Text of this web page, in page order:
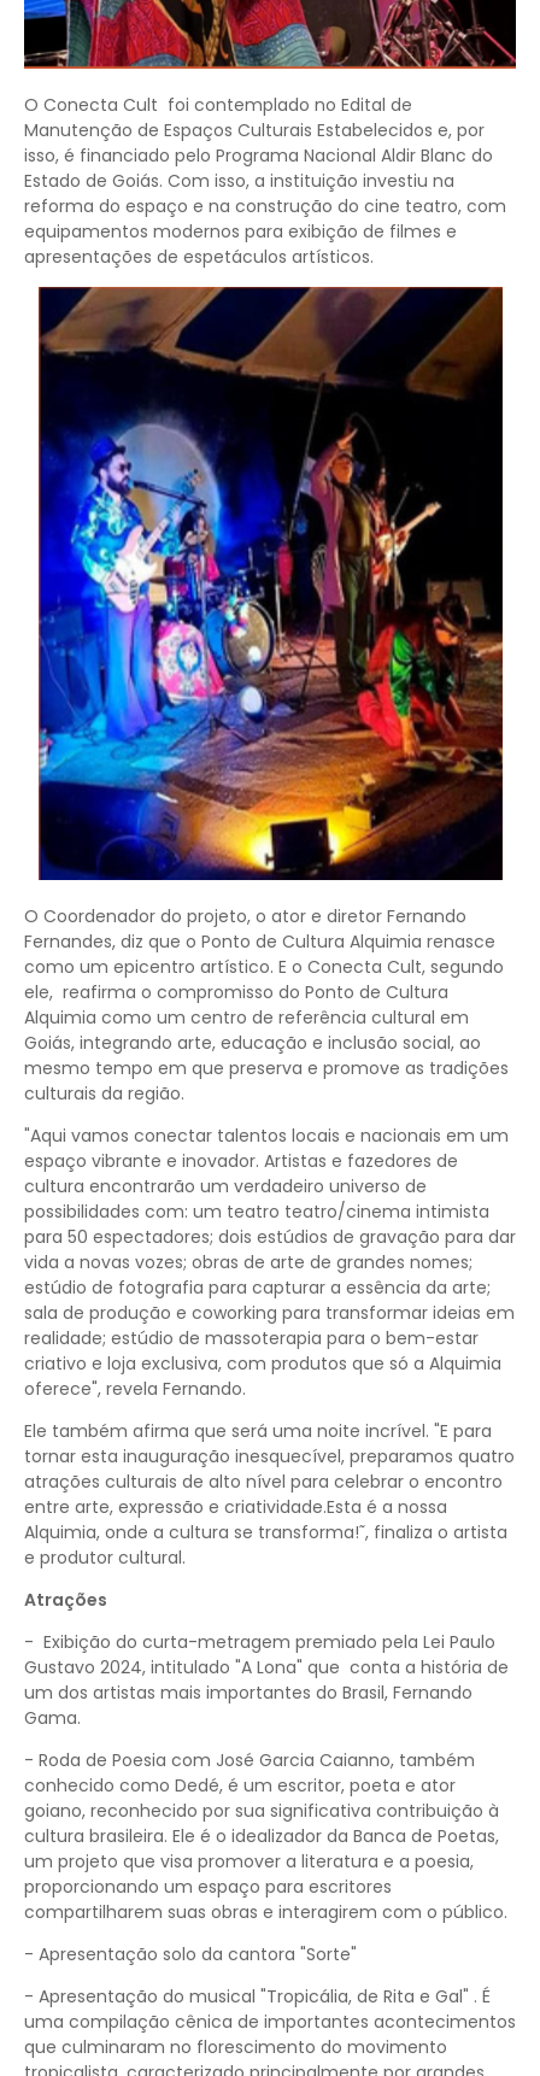
O Conecta Cult foi contemplado no Edital de
Manutenção de Espaços Culturais Estabelecidos e, por
isso, é financiado pelo Programa Nacional Aldir Blanc do
Estado de Goiás. Com isso, a instituição investiu na
reforma do espaço e na construção do cine teatro, com
equipamentos modernos para exibição de filmes e
apresentações de espetáculos artísticos.
O Coordenador do projeto, o ator e diretor Fernando
Fernandes, diz que o Ponto de Cultura Alquimia renasce
como um epicentro artístico. E o Conecta Cult, segundo
ele, reafirma o compromisso do Ponto de Cultura
Alquimia como um centro de referência cultural em
Goiás, integrando arte, educação e inclusão social, ao
mesmo tempo em que preserva e promove as tradições
culturais da região.
"Aqui vamos conectar talentos locais e nacionais em um
espaço vibrante e inovador. Artistas e fazedores de
cultura encontrarão um verdadeiro universo de
possibilidades com: um teatro teatro/cinema intimista
para 50 espectadores; dois estúdios de gravação para dar
vida a novas vozes; obras de arte de grandes nomes;
estúdio de fotografia para capturar a essência da arte;
sala de produção e coworking para transformar ideias em
realidade; estúdio de massoterapia para o bem-estar
criativo e loja exclusiva, com produtos que só a Alquimia
oferece", revela Fernando.
Ele também afirma que será uma noite incrível. "E para
tornar esta inauguração inesquecível, preparamos quatro
atrações culturais de alto nível para celebrar o encontro
entre arte, expressão e criatividade.Esta é a nossa
Alquimia, onde a cultura se transforma!˜, finaliza o artista
e produtor cultural.
Atrações
- Exibição do curta-metragem premiado pela Lei Paulo
Gustavo 2024, intitulado "A Lona" que conta a história de
um dos artistas mais importantes do Brasil, Fernando
Gama.
- Roda de Poesia com José Garcia Caianno, também
conhecido como Dedé, é um escritor, poeta e ator
goiano, reconhecido por sua significativa contribuição à
cultura brasileira. Ele é o idealizador da Banca de Poetas,
um projeto que visa promover a literatura e a poesia,
proporcionando um espaço para escritores
compartilharem suas obras e interagirem com o público.
- Apresentação solo da cantora "Sorte"
- Apresentação do musical "Tropicália, de Rita e Gal" . É
uma compilação cênica de importantes acontecimentos
que culminaram no florescimento do movimento